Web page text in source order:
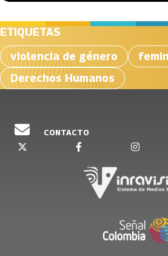
ETIQUETAS
violencia de género
Derechos Humanos
CONTACTO